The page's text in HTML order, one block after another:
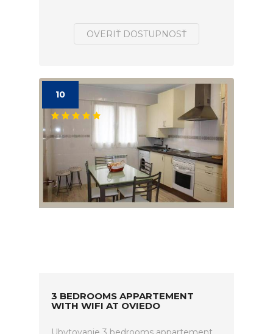
OVERIŤ DOSTUPNOSŤ
10
3 BEDROOMS APPARTEMENT
WITH WIFI AT OVIEDO